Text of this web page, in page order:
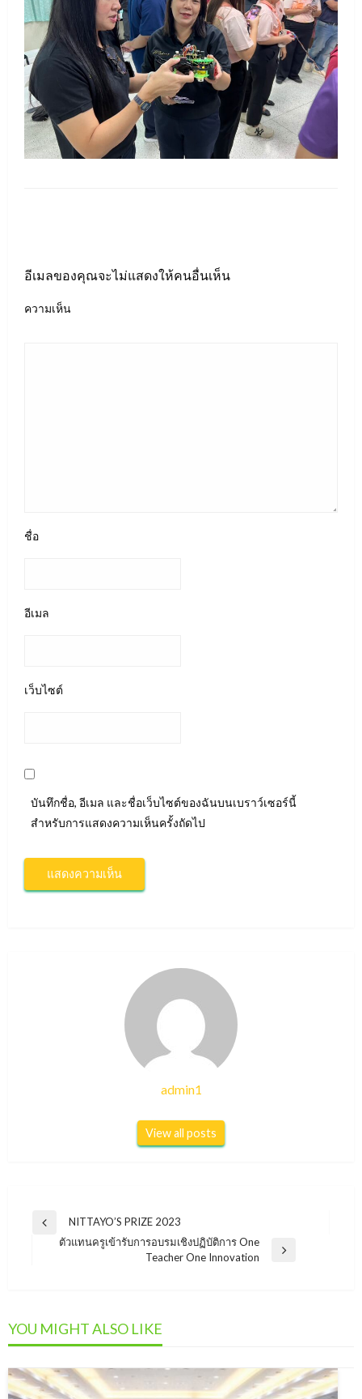
อีเมลของคุณจะไม่แสดงให้คนอื่นเห็น
ความเห็น
ชื่อ
อีเมล
เว็บไซต์
บันทึกชื่อ, อีเมล และชื่อเว็บไซต์ของฉันบนเบราว์เซอร์นี้
สำหรับการแสดงความเห็นครั้งถัดไป
admin1
View all posts
แนะแนว
เรื่อง
PreviousNITTAYO’S PRIZE 2023
ตัวแทนครูเข้ารับการอบรมเชิงปฏิบัติการ One
Teacher One Innovation
YOU MIGHT ALSO LIKE